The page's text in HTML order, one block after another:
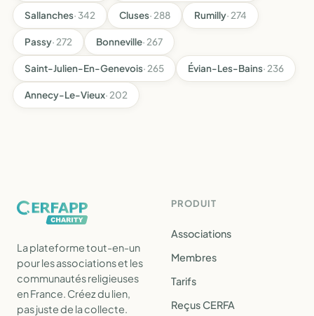
Sallanches· 342 Cluses· 288 Rumilly· 274
Passy· 272 Bonneville· 267
Saint-Julien-En-Genevois· 265 Évian-Les-Bains· 236
Annecy-Le-Vieux· 202
La plateforme tout-en-un
pour les associations et les
communautés religieuses
en France. Créez du lien,
pas juste de la collecte.
PRODUIT
Associations
Membres
Tarifs
Reçus CERFA